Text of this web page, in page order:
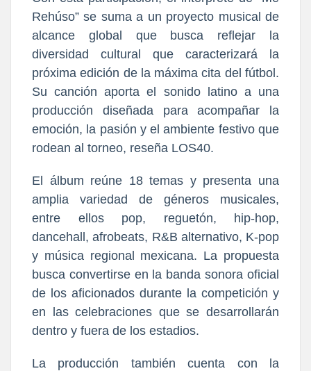
Rehúso” se suma a un proyecto musical de
alcance global que busca reflejar la
diversidad cultural que caracterizará la
próxima edición de la máxima cita del fútbol.
Su canción aporta el sonido latino a una
producción diseñada para acompañar la
emoción, la pasión y el ambiente festivo que
rodean al torneo, reseña LOS40.
El álbum reúne 18 temas y presenta una
amplia variedad de géneros musicales,
entre ellos pop, reguetón, hip-hop,
dancehall, afrobeats, R&B alternativo, K-pop
y música regional mexicana. La propuesta
busca convertirse en la banda sonora oficial
de los aficionados durante la competición y
en las celebraciones que se desarrollarán
dentro y fuera de los estadios.
La producción también cuenta con la